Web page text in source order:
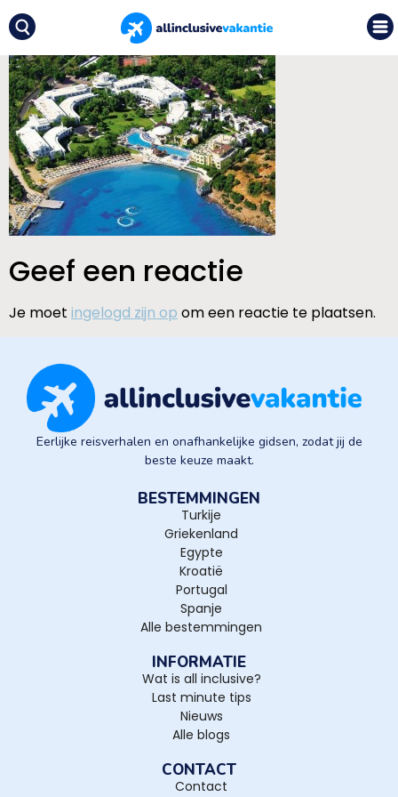
Geef een reactie
Je moet ingelogd zijn op om een reactie te plaatsen.
Eerlijke reisverhalen en onafhankelijke gidsen, zodat jij de
beste keuze maakt.
BESTEMMINGEN
Turkije
Griekenland
Egypte
Kroatië
Portugal
Spanje
Alle bestemmingen
INFORMATIE
Wat is all inclusive?
Last minute tips
Nieuws
Alle blogs
CONTACT
Contact